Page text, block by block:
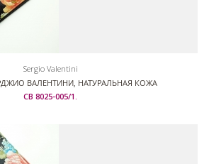
Sergio Valentini
ВАЛЕНТИНИ, НАТУРАЛЬНАЯ КОЖА
СВ 8025-005/1.